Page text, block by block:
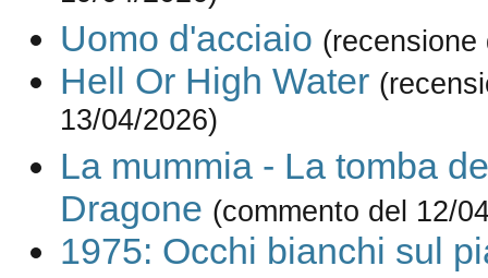
Uomo d'acciaio (recensione
Hell Or High Water
13/04/2026)
La mummia - La tomba
Dragone (commento del 12/
1975: Occhi bianchi sul